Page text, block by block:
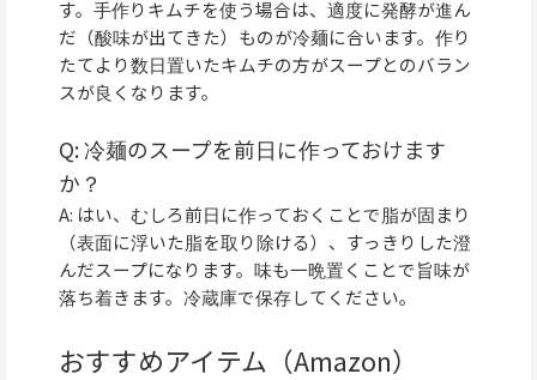
す。手作りキムチを使う場合は、適度に発酵が進ん
だ（酸味が出てきた）ものが冷麺に合います。作り
たてより数日置いたキムチの方がスープとのバラン
スが良くなります。
Q: 冷麺のスープを前日に作っておけます
か？
A: はい、むしろ前日に作っておくことで脂が固まり
（表面に浮いた脂を取り除ける）、すっきりした澄
んだスープになります。味も一晩置くことで旨味が
落ち着きます。冷蔵庫で保存してください。
おすすめアイテム（Amazon）